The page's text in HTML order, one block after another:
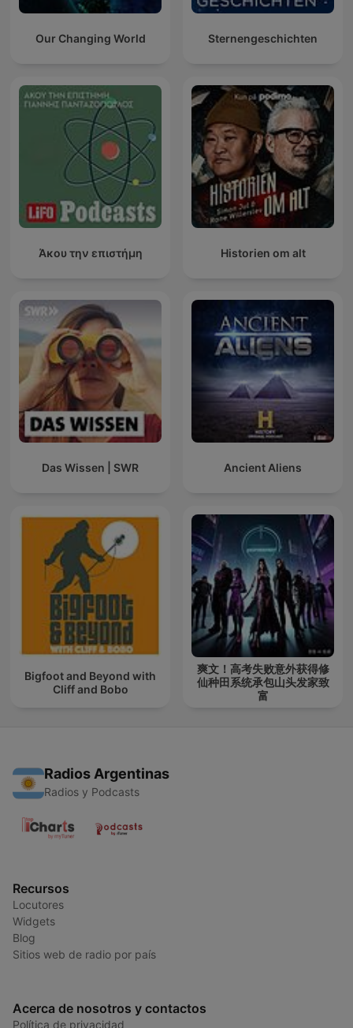
Our Changing World Sternengeschichten
Άκου την επιστήμη Historien om alt
Das Wissen | SWR Ancient Aliens
Bigfoot and Beyond with
Cliff and Bobo
爽文！高考失败意外获得修
仙种田系统承包山头发家致
富
Radios Argentinas
Radios y Podcasts
Recursos
Locutores
Widgets
Blog
Sitios web de radio por país
Acerca de nosotros y contactos
Política de privacidad